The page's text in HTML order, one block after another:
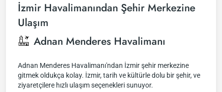
İzmir Havalimanından Şehir Merkezine
Ulaşım
Adnan Menderes Havalimanı
Adnan Menderes Havalimanı'ndan İzmir şehir merkezine
gitmek oldukça kolay. İzmir, tarih ve kültürle dolu bir şehir, ve
ziyaretçilere hızlı ulaşım seçenekleri sunuyor.